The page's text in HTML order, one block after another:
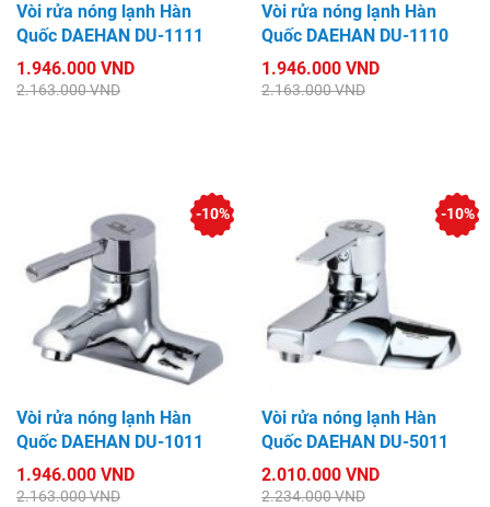
Vòi rửa nóng lạnh Hàn
Quốc DAEHAN DU-1111
1.946.000 VND
2.163.000 VND
Vòi rửa nóng lạnh Hàn
Quốc DAEHAN DU-1110
1.946.000 VND
2.163.000 VND
Vòi rửa nóng lạnh Hàn
Quốc DAEHAN DU-1011
1.946.000 VND
2.163.000 VND
-10%
Vòi rửa nóng lạnh Hàn
Quốc DAEHAN DU-5011
2.010.000 VND
2.234.000 VND
-10%